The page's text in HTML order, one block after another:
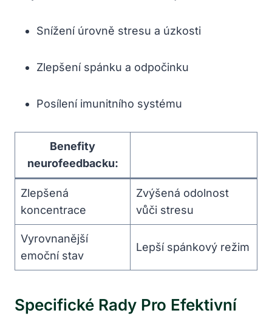
Snížení úrovně stresu a úzkosti
Zlepšení spánku a odpočinku
Posílení imunitního​ systému
Benefity
neurofeedbacku:
Zlepšená
koncentrace
Zvýšená odolnost
vůči⁤ stresu
Vyrovnanější⁤
emoční stav
Lepší spánkový režim
Specifické ⁣rady Pro⁣ Efektivní